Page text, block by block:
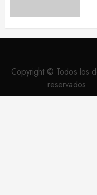
Copyright © Todos los
reservados.